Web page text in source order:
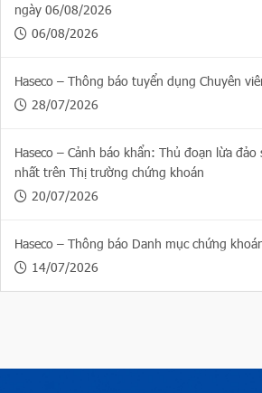
ngày 06/08/2026
06/08/2026
Haseco – Thông báo tuyển dụng Chuyên
28/07/2026
Haseco – Cảnh báo khẩn: Thủ đoạn lừa
nhất trên Thị trường chứng khoán
20/07/2026
Haseco – Thông báo Danh mục chứng
14/07/2026